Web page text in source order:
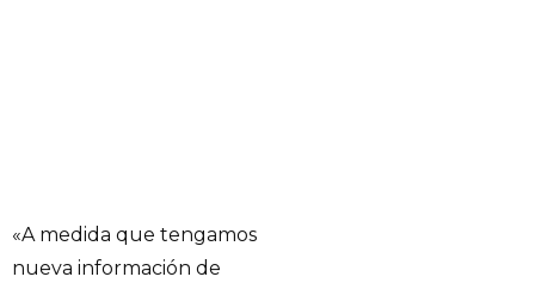
«A medida que tengamos
nueva información de